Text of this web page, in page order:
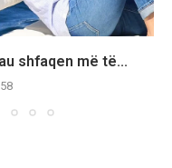
shfaqen më të...